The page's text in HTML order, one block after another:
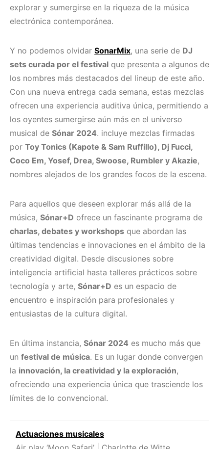
explorar y sumergirse en la riqueza de la música
electrónica contemporánea.
Y no podemos olvidar SonarMix, una serie de DJ
sets curada por el festival que presenta a algunos de
los nombres más destacados del lineup de este año.
Con una nueva entrega cada semana, estas mezclas
ofrecen una experiencia auditiva única, permitiendo a
los oyentes sumergirse aún más en el universo
musical de Sónar 2024. incluye mezclas firmadas
por Toy Tonics (Kapote & Sam Ruffillo), Dj Fucci,
Coco Em, Yosef, Drea, Swoose, Rumbler y Akazie,
nombres alejados de los grandes focos de la escena.
Para aquellos que deseen explorar más allá de la
música, Sónar+D ofrece un fascinante programa de
charlas, debates y workshops que abordan las
últimas tendencias e innovaciones en el ámbito de la
creatividad digital. Desde discusiones sobre
inteligencia artificial hasta talleres prácticos sobre
tecnología y arte, Sónar+D es un espacio de
encuentro e inspiración para profesionales y
entusiastas de la cultura digital.
En última instancia, Sónar 2024 es mucho más que
un festival de música. Es un lugar donde convergen
la innovación, la creatividad y la exploración,
ofreciendo una experiencia única que trasciende los
límites de lo convencional.
Actuaciones musicales